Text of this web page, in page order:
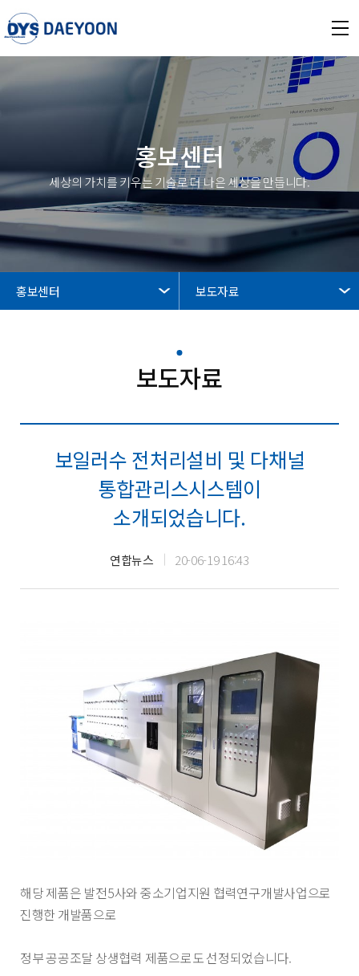
홍보센터
세상의 가치를 키우는 기술로 더 나은 세상을 만듭니다.
홍보센터 보도자료
보도자료
보일러수 전처리설비 및 다채널
통합관리스시스템이
소개되었습니다.
연합뉴스 20-06-19 16:43
해당 제품은 발전5사와 중소기업지원 협력연구개발사업으로
진행한 개발품으로
정부 공공조달 상생협력 제품으로도 선정되었습니다.